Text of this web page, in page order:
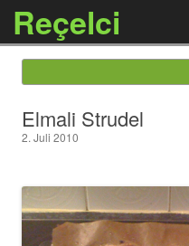
Reçelci
Elmali Strudel
2. Juli 2010